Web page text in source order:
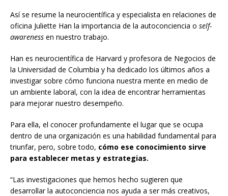
Así se resume la neurocientífica y especialista en relaciones de
oficina Juliette Han la importancia de la autoconciencia o self-
awareness en nuestro trabajo.
Han es neurocientífica de Harvard y profesora de Negocios de
la Universidad de Columbia y ha dedicado los últimos años a
investigar sobre cómo funciona nuestra mente en medio de
un ambiente laboral, con la idea de encontrar herramientas
para mejorar nuestro desempeño.
Para ella, el conocer profundamente el lugar que se ocupa
dentro de una organización es una habilidad fundamental para
triunfar, pero, sobre todo, cómo ese conocimiento sirve
para establecer metas y estrategias.
“Las investigaciones que hemos hecho sugieren que
desarrollar la autoconciencia nos ayuda a ser más creativos,